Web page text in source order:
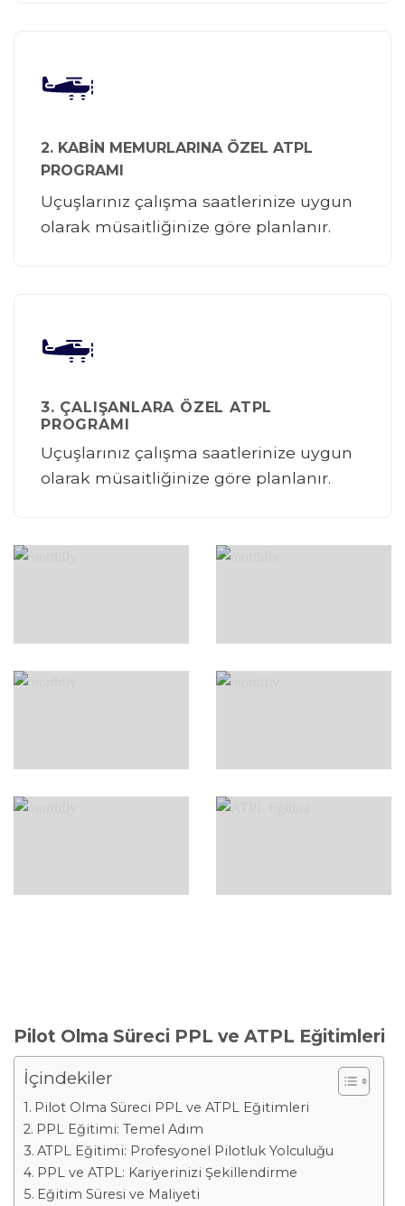
2. KABİN MEMURLARINA ÖZEL ATPL
PROGRAMI
Uçuşlarınız çalışma saatlerinize uygun
olarak müsaitliğinize göre planlanır.
3. ÇALIŞANLARA ÖZEL ATPL
PROGRAMI
Uçuşlarınız çalışma saatlerinize uygun
olarak müsaitliğinize göre planlanır.
Pilot Olma Süreci PPL ve ATPL Eğitimleri
İçindekiler
Pilot Olma Süreci PPL ve ATPL Eğitimleri
PPL Eğitimi: Temel Adım
ATPL Eğitimi: Profesyonel Pilotluk Yolculuğu
PPL ve ATPL: Kariyerinizi Şekillendirme
Eğitim Süresi ve Maliyeti